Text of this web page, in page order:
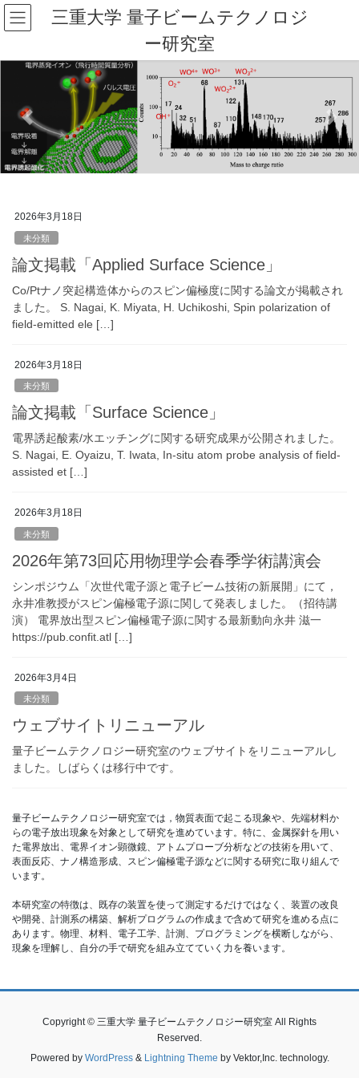
コ
ン
ン
ナ
ビ
ー
三重大学 量子ビームテクノロジ
ー研究室
Previous Next
2026年3月18日
未分類
論文掲載「Applied Surface Science」
Co/Ptナノ突起構造体からのスピン偏極度に関する論文が掲載され
ました。 S. Nagai, K. Miyata, H. Uchikoshi, Spin polarization of
field-emitted ele […]
2026年3月18日
未分類
論文掲載「Surface Science」
電界誘起酸素/水エッチングに関する研究成果が公開されました。
S. Nagai, E. Oyaizu, T. Iwata, In-situ atom probe analysis of field-
assisted et […]
2026年3月18日
未分類
2026年第73回応用物理学会春季学術講演会
シンポジウム「次世代電子源と電子ビーム技術の新展開」にて，
永井准教授がスピン偏極電子源に関して発表しました。（招待講
演） 電界放出型スピン偏極電子源に関する最新動向永井 滋一
https://pub.confit.atl […]
2026年3月4日
未分類
ウェブサイトリニューアル
量子ビームテクノロジー研究室のウェブサイトをリニューアルし
ました。しばらくは移行中です。
量子ビームテクノロジー研究室では，物質表面で起こる現象や、先端材料か
らの電子放出現象を対象として研究を進めています。特に、金属探針を用い
た電界放出、電界イオン顕微鏡、アトムプローブ分析などの技術を用いて、
表面反応、ナノ構造形成、スピン偏極電子源などに関する研究に取り組んで
います。
本研究室の特徴は、既存の装置を使って測定するだけではなく、装置の改良
や開発、計測系の構築、解析プログラムの作成まで含めて研究を進める点に
あります。物理、材料、電子工学、計測、プログラミングを横断しながら、
現象を理解し、自分の手で研究を組み立てていく力を養います。
Copyright © 三重大学 量子ビームテクノロジー研究室 All Rights
Reserved.
Powered by WordPress& Lightning Theme by Vektor,Inc. technology.